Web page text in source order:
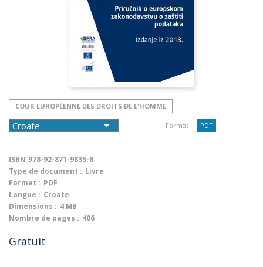
COUR EUROPÉENNE DES DROITS DE L'HOMME
Format : PDF
ISBN 978-92-871-9835-8
Type de document : Livre
Format : PDF
Langue : Croate
Dimensions : 4 MB
Nombre de pages : 406
Gratuit